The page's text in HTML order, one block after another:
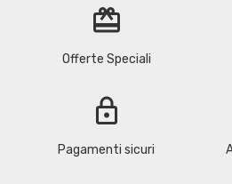
redeem
Offerte Speciali
lock
Pagamenti sicuri